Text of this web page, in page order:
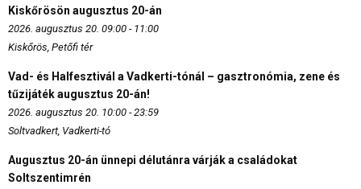
Kiskőrösön augusztus 20-án
2026. augusztus 20. 09:00 - 11:00
Kiskőrös, Petőfi tér
Vad- és Halfesztivál a Vadkerti-tónál – gasztronómia, zene és
tűzijáték augusztus 20-án!
2026. augusztus 20. 10:00 - 23:59
Soltvadkert, Vadkerti-tó
Augusztus 20-án ünnepi délutánra várják a családokat
Soltszentimrén